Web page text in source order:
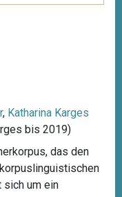
, Katharina Karges
bis 2019)
das den
sich um ein